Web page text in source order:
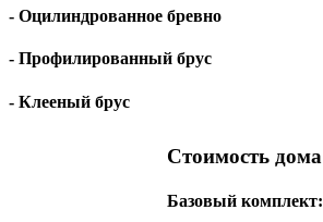
- Оцилиндрованное бревно
- Профилированный брус
- Клееный брус
Стоимость дома
Базовый комплект: